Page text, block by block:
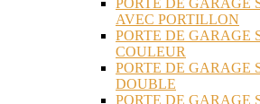
AVEC PORTILLON
PORTE DE GARAGE
COULEUR
PORTE DE GARAGE
DOUBLE
PORTE DE GARAGE